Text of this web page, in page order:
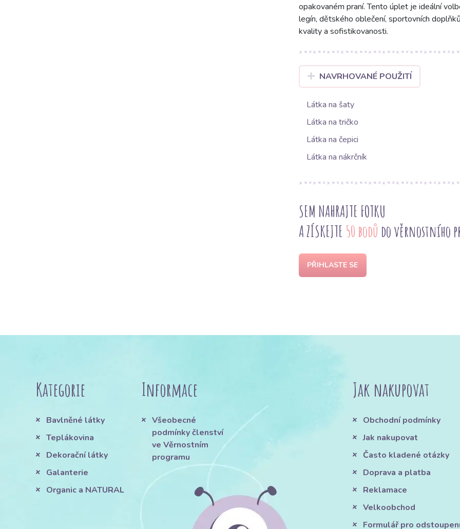
opakovaném praní. Tento úplet je ideální
legín, dětského oblečení, sportovních
kvality a sofistikovanosti.
NAVRHOVANÉ POUŽITÍ
Látka na šaty
Látka na tričko
Látka na čepici
Látka na nákrčník
SEM NAHRAJTE FOTKU
A ZÍSKEJTE 50 bodů do věrnostního
PŘIHLASTE SE
Kategorie
Bavlněné látky
Teplákovina
Dekorační látky
Galanterie
Organic a NATURAL
Informace
Všeobecné
podmínky členství
ve Věrnostním
programu
Jak nakupovat
Obchodní podmínky
Jak nakupovat
Často kladené otázky
Doprava a platba
Reklamace
Velkoobchod
Formulář pro